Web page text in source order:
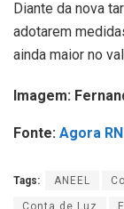
Diante da nova
adotarem
ainda maior no
Imagem:
Fonte: Agora RN
Tags: ANEEL
Conta de Luz